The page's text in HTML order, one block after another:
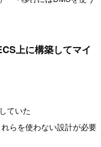
上に構築してマイ
ていた
らを使わない設計が必要